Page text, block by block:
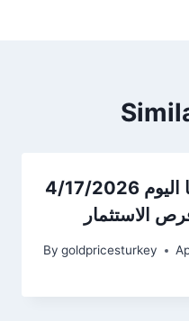
أسعار الذهب في ألمانيا اليوم 4/17/2026
الاستثمار
By goldpricesturkey